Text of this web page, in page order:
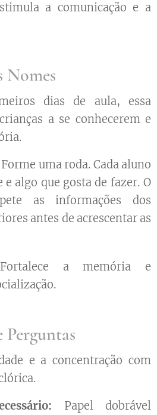
a comunicação e a
Nomes
dias de aula, essa
a se conhecerem e
Forme uma roda. Cada aluno
e algo que gosta de fazer. O
as informações dos
antes de acrescentar as
a memória e
Perguntas
e a concentração com
Papel dobrável